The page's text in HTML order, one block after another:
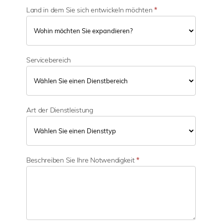
Land in dem Sie sich entwickeln möchten *
Servicebereich
Art der Dienstleistung
Beschreiben Sie Ihre Notwendigkeit*